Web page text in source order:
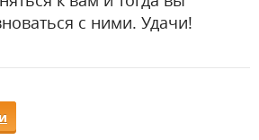
с ними. Удачи!